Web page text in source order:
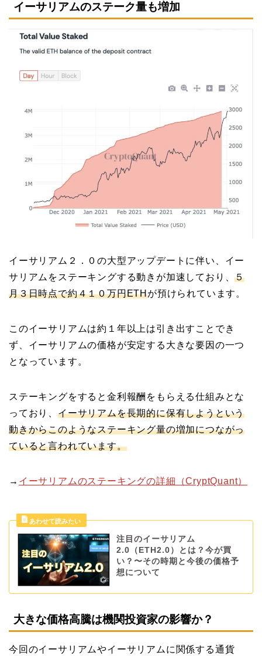
イーサリアムのステーク量も増加
イーサリアム２．０の大型アップデートに伴い、イー
サリアムをステーキングする動きが加速しており、５
月３日時点で約４１０万円ETHが預けられています。
このイーサリアムは約１年以上は引き出すことでき
ず、イーサリアムの価格が安定する大きな要因の一つ
となっています。
ステーキングをすると金利報酬をもらえる仕組みとな
っており、 イーサリアムを長期的に保有しようという
動きからこのようなステーキング量の増加につながっ
ていると言われています。
→ イーサリアムのステーキングの詳細（CryptQuant）
注目のイーサリアム
2.0（ETH2.0）とは？今が買
い？〜その時期と今後の価格予
想について
大きな価格高騰は機関投資家の影響か？
今回のイーサリアムやイーサリアムに関係する通貨